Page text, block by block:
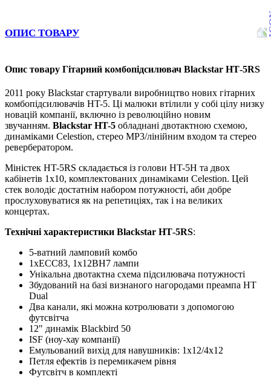
ОПИС ТОВАРУ
Опис товару Гітарний комбопідсилювач Blackstar НТ-5RS
2011 року Blackstar стартували виробництво нових гітарних
комбопідсилювачів HT-5. Ці малюки втілили у собі цілу низку
новацій компанії, включно із революційно новим
звучанням. Blackstar HT-5 обладнані двотактною схемою,
динаміками Celestion, стерео MP3/лінійним входом та стерео
ревербератором.
Міністек HT-5RS складається із голови HT-5H та двох
кабінетів 1x10, комплектованих динаміками Celestion. Цей
стек володіє достатнім набором потужності, аби добре
прослуховуватися як на репетиціях, так і на великих
концертах.
Технічні характеристики Blackstar НТ-5RS:
5-ватний ламповий комбо
1xECC83, 1x12BH7 лампи
Унікальна двотактна схема підсилювача потужності
Збудований на базі визнаного нагородами преампа HT
Dual
Два канали, які можна котролювати з допомогою
футсвітча
12" динамік Blackbird 50
ISF (ноу-хау компанії)
Емульований вихід для навушників: 1x12/4x12
Петля ефектів із перемикачем рівня
Футсвітч в комплекті